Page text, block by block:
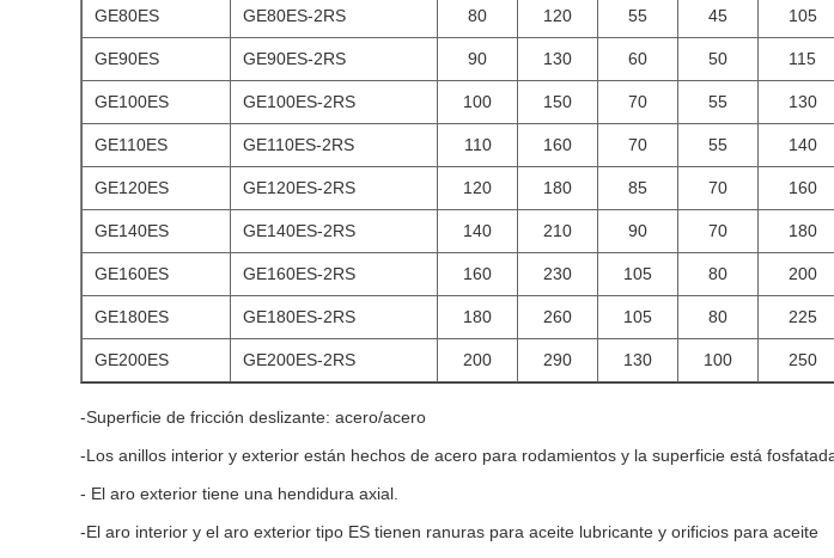
GE80ES GE80ES-2RS 80 120 55 45 105
GE90ES GE90ES-2RS 90 130 60 50 115
GE100ES GE100ES-2RS 100 150 70 55 130
GE110ES GE110ES-2RS 110 160 70 55 140
GE120ES GE120ES-2RS 120 180 85 70 160
GE140ES GE140ES-2RS 140 210 90 70 180
GE160ES GE160ES-2RS 160 230 105 80 200
GE180ES GE180ES-2RS 180 260 105 80 225
GE200ES GE200ES-2RS 200 290 130 100 250
-Superficie de fricción deslizante: acero/acero
-Los anillos interior y exterior están hechos de acero para rodamientos y la superficie está
- El aro exterior tiene una hendidura axial.
-El aro interior y el aro exterior tipo ES tienen ranuras para aceite lubricante y orificios para aceite